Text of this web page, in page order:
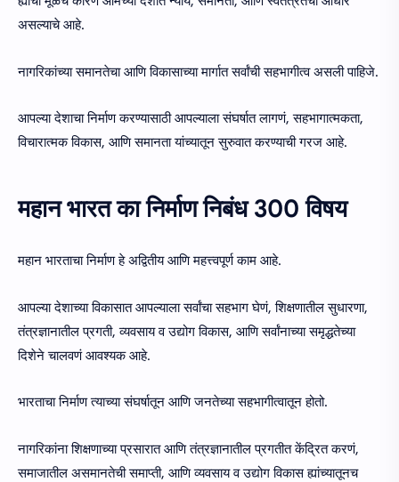
असल्याचे आहे.
नागरिकांच्या समानतेचा आणि विकासाच्या मार्गात सर्वांची सहभागीत्व असली पाहिजे.
आपल्या देशाचा निर्माण करण्यासाठी आपल्याला संघर्षात लागणं, सहभागात्मकता,
विचारात्मक विकास, आणि समानता यांच्यातून सुरुवात करण्याची गरज आहे.
महान भारत का निर्माण निबंध 300 विषय
महान भारताचा निर्माण हे अद्वितीय आणि महत्त्वपूर्ण काम आहे.
आपल्या देशाच्या विकासात आपल्याला सर्वांचा सहभाग घेणं, शिक्षणातील सुधारणा,
तंत्रज्ञानातील प्रगती, व्यवसाय व उद्योग विकास, आणि सर्वांनाच्या समृद्धतेच्या
दिशेने चालवणं आवश्यक आहे.
भारताचा निर्माण त्याच्या संघर्षातून आणि जनतेच्या सहभागीत्वातून होतो.
नागरिकांना शिक्षणाच्या प्रसारात आणि तंत्रज्ञानातील प्रगतीत केंद्रित करणं,
समाजातील असमानतेची समाप्ती, आणि व्यवसाय व उद्योग विकास ह्यांच्यातूनच